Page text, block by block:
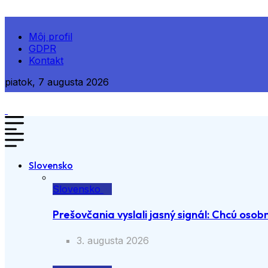
Môj profil
GDPR
Kontakt
piatok, 7 augusta 2026
Slovensko
Slovensko
Prešovčania vyslali jasný signál: Chcú
3. augusta 2026